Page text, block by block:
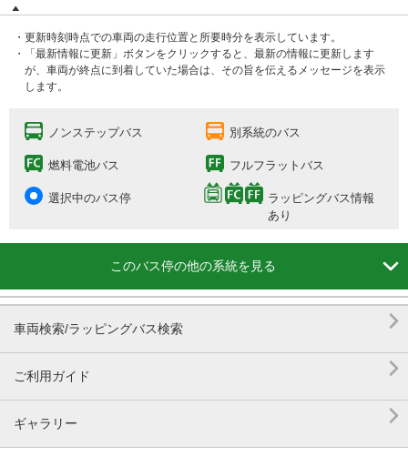
・更新時刻時点での車両の走行位置と所要時分を表示しています。
・「最新情報に更新」ボタンをクリックすると、最新の情報に更新します
が、車両が終点に到着していた場合は、その旨を伝えるメッセージを表示
します。
ノンステップバス 別系統のバス
燃料電池バス フルフラットバス
選択中のバス停
ラッピングバス情報
あり
このバス停の他の系統を見る 
車両検索/ラッピングバス検索 
ご利用ガイド 
ギャラリー 